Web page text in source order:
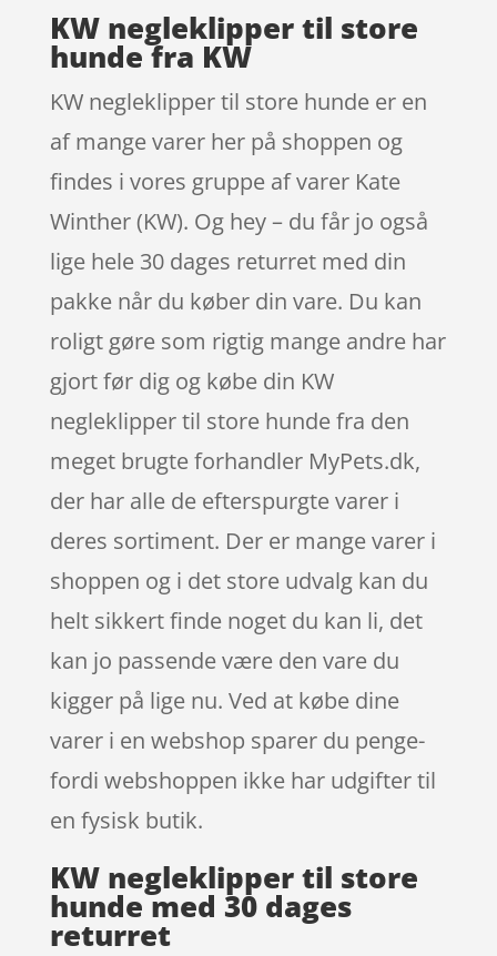
KW negleklipper til store
hunde fra KW
KW negleklipper til store hunde er en
af mange varer her på shoppen og
findes i vores gruppe af varer Kate
Winther (KW). Og hey – du får jo også
lige hele 30 dages returret med din
pakke når du køber din vare. Du kan
roligt gøre som rigtig mange andre har
gjort før dig og købe din KW
negleklipper til store hunde fra den
meget brugte forhandler MyPets.dk,
der har alle de efterspurgte varer i
deres sortiment. Der er mange varer i
shoppen og i det store udvalg kan du
helt sikkert finde noget du kan li, det
kan jo passende være den vare du
kigger på lige nu. Ved at købe dine
varer i en webshop sparer du penge-
fordi webshoppen ikke har udgifter til
en fysisk butik.
KW negleklipper til store
hunde med 30 dages
returret